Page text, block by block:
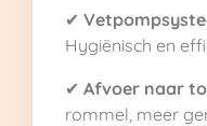
✔
Hygiënisch en
✔ Afvoer naar
rommel, meer